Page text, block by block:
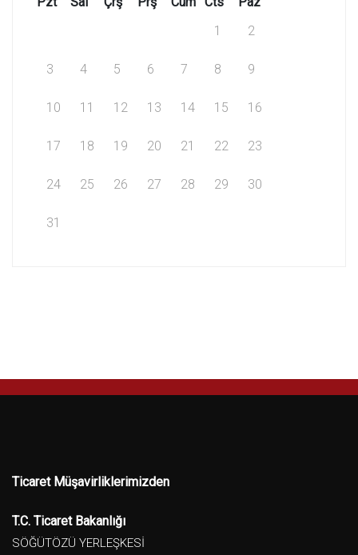
1
2
3 4 5 6 7 8 9
10 11 12 13 14 15 16
17 18 19 20 21 22 23
24 25 26 27 28 29 30
31
Ticaret Müşavirliklerimizden
T.C. Ticaret Bakanlığı
SÖĞÜTÖZÜ YERLEŞKESİ